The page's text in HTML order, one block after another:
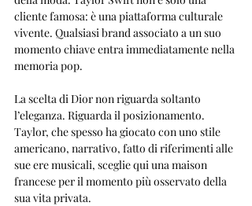
cliente famosa: è una piattaforma culturale
vivente. Qualsiasi brand associato a un suo
momento chiave entra immediatamente nella
memoria pop.
La scelta di Dior non riguarda soltanto
l’eleganza. Riguarda il posizionamento.
Taylor, che spesso ha giocato con uno stile
americano, narrativo, fatto di riferimenti alle
sue ere musicali, sceglie qui una maison
francese per il momento più osservato della
sua vita privata.